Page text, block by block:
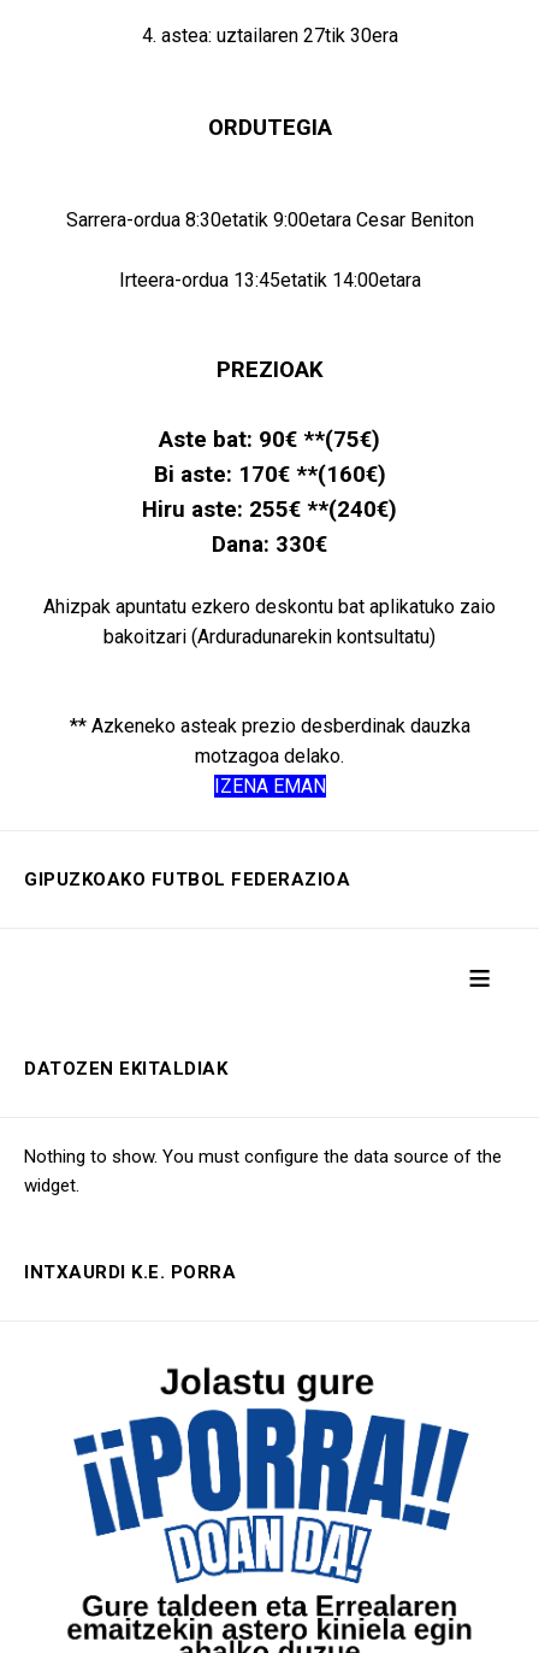
4. astea: uztailaren 27tik 30era
ORDUTEGIA
Sarrera-ordua 8:30etatik 9:00etara Cesar Beniton
Irteera-ordua 13:45etatik 14:00etara
PREZIOAK
Aste bat: 90€ **(75€)
Bi aste: 170€ **(160€)
Hiru aste: 255€ **(240€)
Dana: 330€
Ahizpak apuntatu ezkero deskontu bat aplikatuko zaio
bakoitzari (Arduradunarekin kontsultatu)
** Azkeneko asteak prezio desberdinak dauzka
motzagoa delako.
IZENA EMAN
GIPUZKOAKO FUTBOL FEDERAZIOA
≡
DATOZEN EKITALDIAK
Nothing to show. You must configure the data source of the
widget.
INTXAURDI K.E. PORRA